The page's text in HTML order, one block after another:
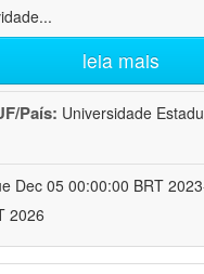
...
leia mais
País: Universidade
Dec 05 00:00:00 BRT
2026